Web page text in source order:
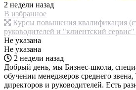
2 недели назад
В избранное
Курсы повышения квалификация
руководителей и "клиентский
Не указана
Не указана
2 недели назад
Добрый день, мы Бизнес-школа,
обучении менеджеров среднего
директоров и руководителей. Есть